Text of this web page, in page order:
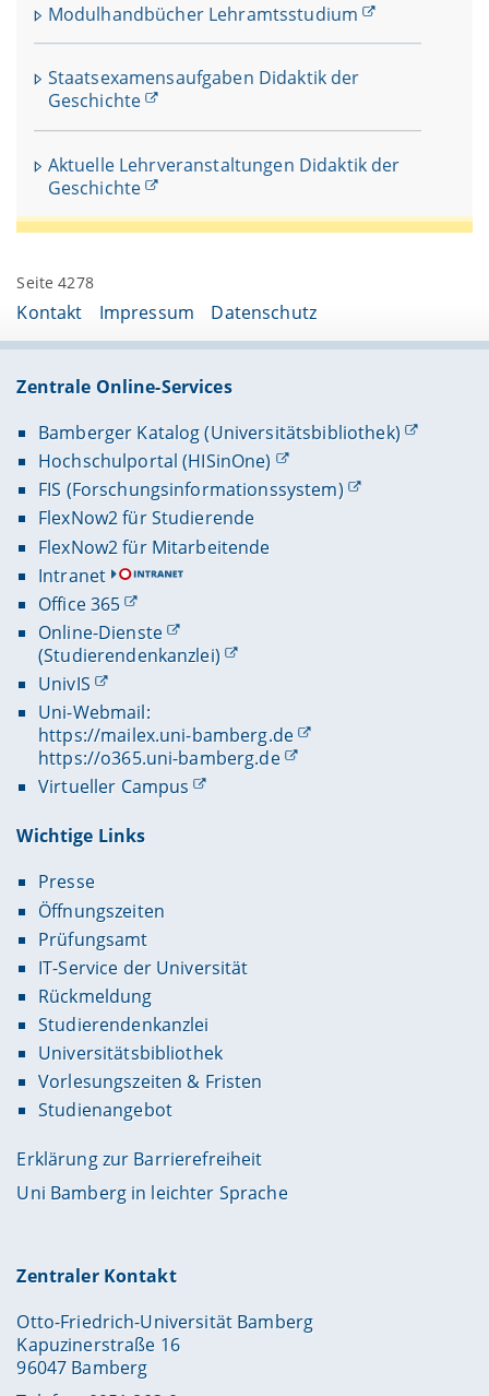
Modulhandbücher Lehramtsstudium
Staatsexamensaufgaben Didaktik der
Geschichte
Aktuelle Lehrveranstaltungen Didaktik der
Geschichte
Seite 4278
Kontakt Impressum Datenschutz
Zentrale Online-Services
Bamberger Katalog (Universitätsbibliothek)
Hochschulportal (HISinOne)
FIS (Forschungsinformationssystem)
FlexNow2 für Studierende
FlexNow2 für Mitarbeitende
Intranet
Office 365
Online-Dienste
(Studierendenkanzlei)
UnivIS
Uni-Webmail:
https://mailex.uni-bamberg.de
https://o365.uni-bamberg.de
Virtueller Campus
Wichtige Links
Presse
Öffnungszeiten
Prüfungsamt
IT-Service der Universität
Rückmeldung
Studierendenkanzlei
Universitätsbibliothek
Vorlesungszeiten & Fristen
Studienangebot
Erklärung zur Barrierefreiheit
Uni Bamberg in leichter Sprache
Zentraler Kontakt
Otto-Friedrich-Universität Bamberg
Kapuzinerstraße 16
96047 Bamberg